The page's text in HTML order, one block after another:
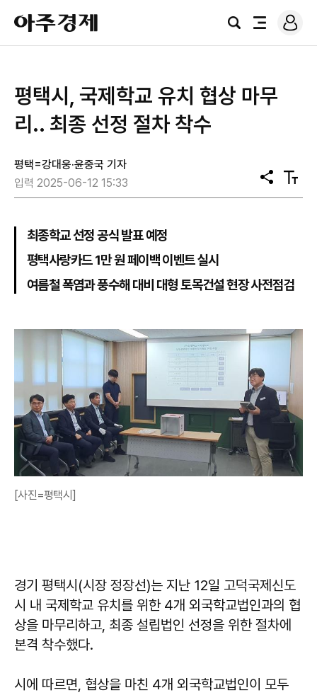
아
주
경
검
전
로
그
평택시, 국제학교 유치 협상 마무
리.. 최종 선정 절차 착수
평택=강대웅·윤중국 기자
입력 2025-06-12 15:33
공
유
텍
스
최종학교 선정 공식 발표 예정
평택사랑카드 1만 원 페이백 이벤트 실시
여름철 폭염과 풍수해 대비 대형 토목건설 현장 사전점검
[사진=평택시]
경기 평택시(시장 정장선)는 지난 12일 고덕국제신도
시 내 국제학교 유치를 위한 4개 외국학교법인과의 협
상을 마무리하고, 최종 설립법인 선정을 위한 절차에
본격 착수했다.
시에 따르면, 협상을 마친 4개 외국학교법인이 모두